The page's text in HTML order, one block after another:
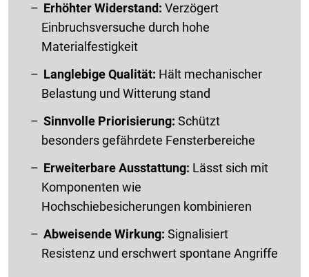
Erhöhter Widerstand: Verzögert
Einbruchsversuche durch hohe
Materialfestigkeit
Langlebige Qualität: Hält mechanischer
Belastung und Witterung stand
Sinnvolle Priorisierung: Schützt
besonders gefährdete Fensterbereiche
Erweiterbare Ausstattung: Lässt sich mit
Komponenten wie
Hochschiebesicherungen kombinieren
Abweisende Wirkung: Signalisiert
Resistenz und erschwert spontane Angriffe